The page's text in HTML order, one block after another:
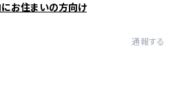
お住まいの方向け
通報する